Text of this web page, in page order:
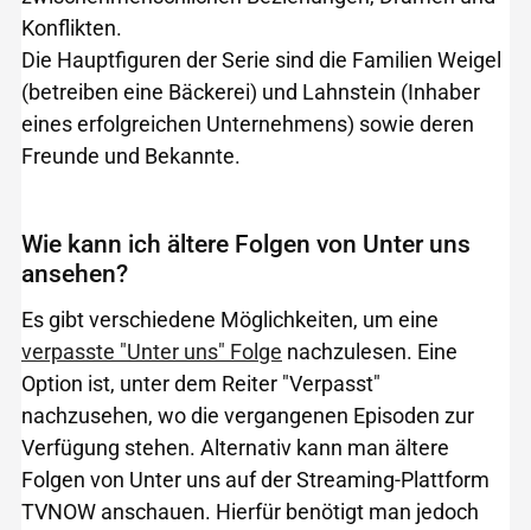
Konflikten.
Die Hauptfiguren der Serie sind die Familien Weigel
(betreiben eine Bäckerei) und Lahnstein (Inhaber
eines erfolgreichen Unternehmens) sowie deren
Freunde und Bekannte.
Wie kann ich ältere Folgen von Unter uns
ansehen?
Es gibt verschiedene Möglichkeiten, um eine
verpasste "Unter uns" Folge nachzulesen. Eine
Option ist, unter dem Reiter "Verpasst"
nachzusehen, wo die vergangenen Episoden zur
Verfügung stehen. Alternativ kann man ältere
Folgen von Unter uns auf der Streaming-Plattform
TVNOW anschauen. Hierfür benötigt man jedoch